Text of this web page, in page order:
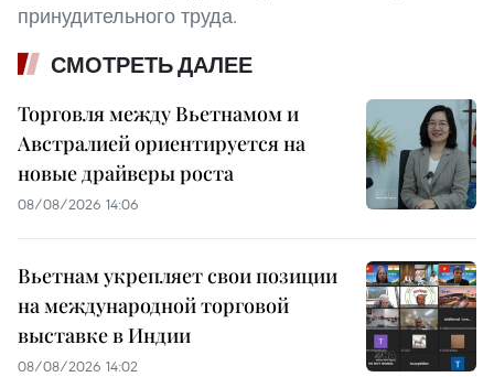
принудительного труда.
СМОТРЕТЬ ДАЛЕЕ
Торговля между Вьетнамом и
Австралией ориентируется на
новые драйверы роста
08/08/2026 14:06
Вьетнам укрепляет свои позиции
на международной торговой
выставке в Индии
08/08/2026 14:02